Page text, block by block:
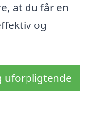
at du får en
og
uforpligtende